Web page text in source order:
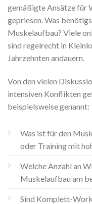
gemäßigte Ansätze für
gepriesen. Was
Muskelaufbau? Viele
sind regelrecht in
Jahrzehnten andauern.
Von den vielen
intensiven Konflikten
beispielsweise genannt:
Was ist für den
oder Training mit
Welche Anzahl an
Muskelaufbau am
Sind Komplett-